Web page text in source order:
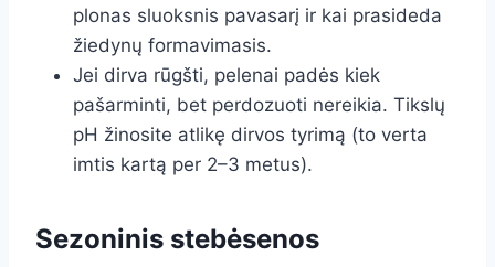
plonas sluoksnis pavasarį ir kai prasideda
žiedynų formavimasis.
Jei dirva rūgšti, pelenai padės kiek
pašarminti, bet perdozuoti nereikia. Tikslų
pH žinosite atlikę dirvos tyrimą (to verta
imtis kartą per 2–3 metus).
Sezoninis stebėsenos